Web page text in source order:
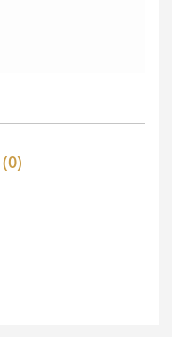
(0)